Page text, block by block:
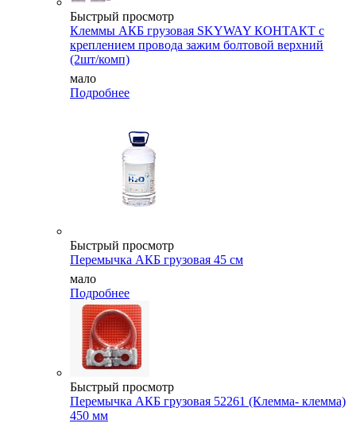
Быстрый просмотр
Клеммы АКБ грузовая SKYWAY КОНТАКТ с
креплением провода зажим болтовой верхний
(2шт/комп)
мало
Подробнее
Быстрый просмотр
Перемычка АКБ грузовая 45 см
мало
Подробнее
Быстрый просмотр
Перемычка АКБ грузовая 52261 (Клемма- клемма)
450 мм